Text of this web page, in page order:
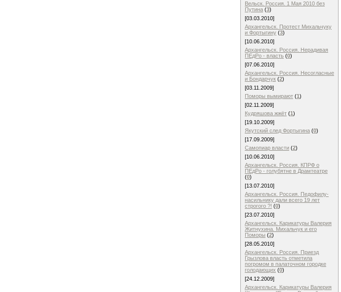
Вельск. Россия. 1 Мая 2010 без
Путина (3)
[03.03.2010]
Архангельск. Протест Михальчуку
и Фортыгину (3)
[10.06.2010]
Архангельск. Россия. Нерадивая
ПЕдРо - власть (0)
[07.06.2010]
Архангельск. Россия. Несогласные
и Бондарчук (2)
[03.11.2009]
Поморы вымирают (1)
[02.11.2009]
Кудряшова жжёт (1)
[19.10.2009]
Якутский след Фортыгина (0)
[17.09.2009]
Самопиар власти (2)
[10.06.2010]
Архангельск. Россия. КПРФ о
ПЕдРо - голубятне в Драмтеатре
(0)
[13.07.2010]
Архангельск. Россия. Педофилу-
насильнику дали всего 19 лет
строгого ?! (0)
[23.07.2010]
Архангельск. Карикатуры Валерия
Житнухина. Михальчук и его
Поморы (2)
[28.05.2010]
Архангельск. Россия. Приезд
Грызлова власть отметила
погромом в палаточном городке
голодающих (0)
[24.12.2009]
Архангельск. Карикатуры Валерия